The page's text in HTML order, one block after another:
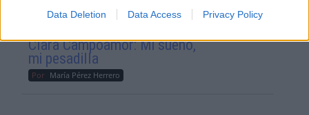
Data Deletion Data Access Privacy Policy
Clara Campoamor: Mi sueño,
mi pesadilla
Por María Pérez Herrero